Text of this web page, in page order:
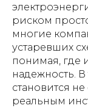
риском
многие
устаревших
понимая, где
надежность.
становится
реальным